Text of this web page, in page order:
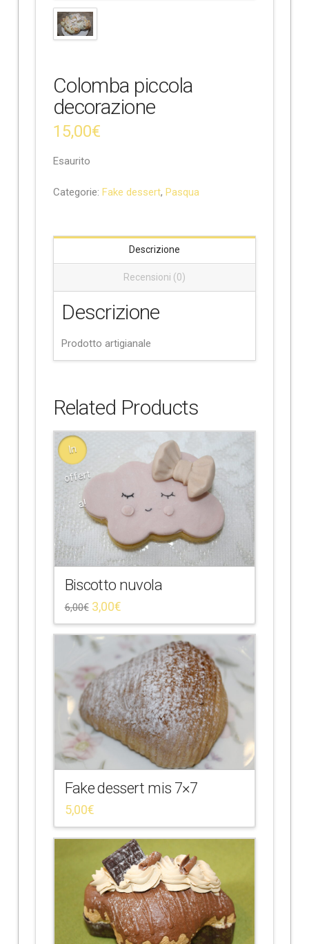
e
Colomba piccola
decorazione
15,00€
Esaurito
Categorie: Fake dessert, Pasqua
Descrizione
Recensioni (0)
Descrizione
Prodotto artigianale
Related Products
In
offert
a!
Biscotto nuvola
6,00€ 3,00€
Fake dessert mis 7×7
5,00€